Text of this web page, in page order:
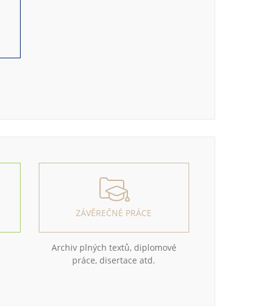
ZÁVĚREČNÉ PRÁCE
Archiv plných textů, diplomové
práce, disertace atd.